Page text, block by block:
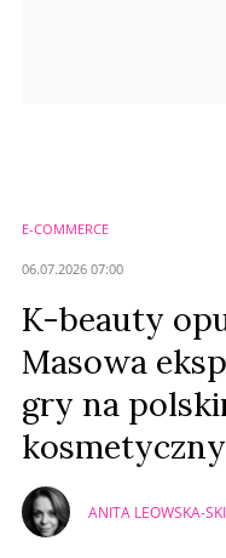
E-COMMERCE
06.07.2026 07:00
K-beauty
Masowa
gry na
ANITA LEOWSKA-